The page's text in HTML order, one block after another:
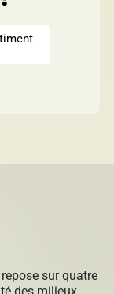
sur quatre
des milieux